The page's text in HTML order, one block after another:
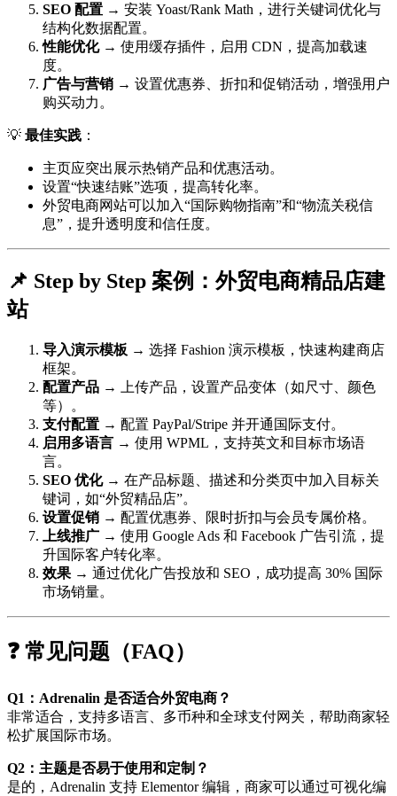
SEO 配置 → 安装 Yoast/Rank Math，进行关键词优化与
结构化数据配置。
性能优化→ 使用缓存插件，启用 CDN，提高加载速
度。
广告与营销 → 设置优惠券、折扣和促销活动，增强用户
购买动力。
💡 最佳实践 ：
主页应突出展示热销产品和优惠活动。
设置“快速结账”选项，提高转化率。
外贸电商网站可以加入“国际购物指南”和“物流关税信
息”，提升透明度和信任度。
📌 Step by Step 案例：外贸电商精品店建
站
导入演示模板 → 选择 Fashion 演示模板，快速构建商店
框架。
配置产品 → 上传产品，设置产品变体（如尺寸、颜色
等）。
支付配置 → 配置 PayPal/Stripe 并开通国际支付。
启用多语言 → 使用 WPML，支持英文和目标市场语
言。
SEO 优化→ 在产品标题、描述和分类页中加入目标关
键词，如“外贸精品店”。
设置促销 → 配置优惠券、限时折扣与会员专属价格。
上线推广 → 使用 Google Ads 和 Facebook 广告引流，提
升国际客户转化率。
效果 → 通过优化广告投放和 SEO，成功提高 30% 国际
市场销量。
❓ 常见问题（FAQ）
Q1：Adrenalin 是否适合外贸电商？
非常适合，支持多语言、多币种和全球支付网关，帮助商家轻
松扩展国际市场。
Q2：主题是否易于使用和定制？
是的，Adrenalin 支持 Elementor 编辑，商家可以通过可视化编